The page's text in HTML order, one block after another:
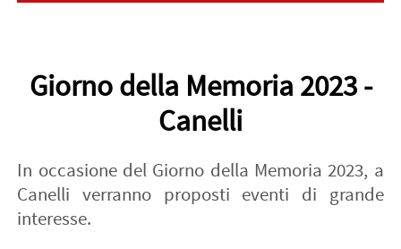
Giorno della Memoria 2023 -
Canelli
In occasione del Giorno della Memoria 2023, a
Canelli verranno proposti eventi di grande
interesse.